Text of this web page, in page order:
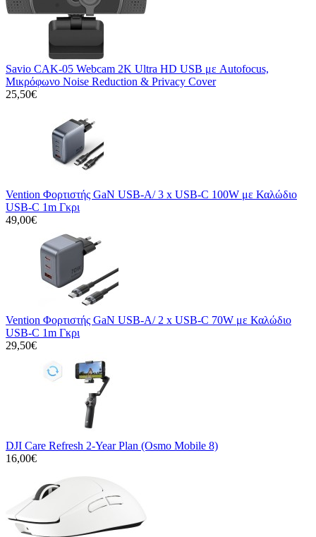
Savio CAK-05 Webcam 2K Ultra HD USB με Autofocus,
Μικρόφωνο Noise Reduction & Privacy Cover
25,50€
Vention Φορτιστής GaN USB-A/ 3 x USB-C 100W με Καλώδιο
USB-C 1m Γκρι
49,00€
Vention Φορτιστής GaN USB-A/ 2 x USB-C 70W με Καλώδιο
USB-C 1m Γκρι
29,50€
DJI Care Refresh 2-Year Plan (Osmo Mobile 8)
16,00€